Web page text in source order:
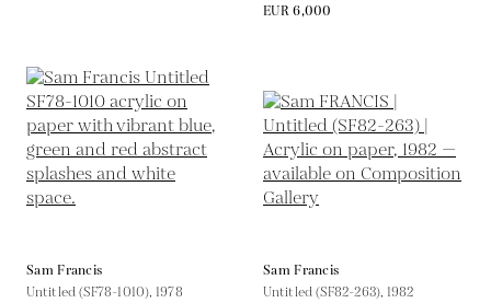
EUR 6,000
Sam Francis
Untitled (SF78-1010),1978
Sam Francis
Untitled (SF82-263),1982